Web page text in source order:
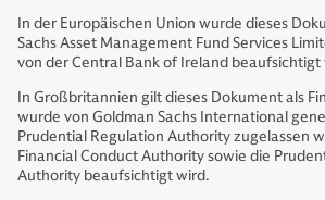
In der Europäischen Union wurde dieses
Sachs Asset Management Fund Services
von der Central Bank of Ireland beaufsichtigt
In Großbritannien gilt dieses Dokument als
wurde von Goldman Sachs International
Prudential Regulation Authority zugelassen
Financial Conduct Authority sowie die
Authority beaufsichtigt wird.